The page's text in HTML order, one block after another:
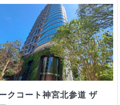
クコート神宮北参道 ザ